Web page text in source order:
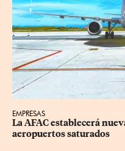
EMPRESAS
La AFAC establecerá
aeropuertos saturados